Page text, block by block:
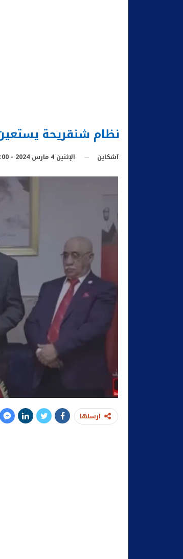
نظام شنقريحة
آشكاين الإثنين 4 مارس 2024 - 14:00
ارسلها